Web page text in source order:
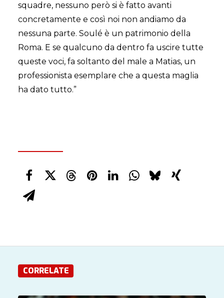
squadre, nessuno però si è fatto avanti
concretamente e così noi non andiamo da
nessuna parte. Soulé è un patrimonio della
Roma. E se qualcuno da dentro fa uscire tutte
queste voci, fa soltanto del male a Matias, un
professionista esemplare che a questa maglia
ha dato tutto.”
CORRELATE